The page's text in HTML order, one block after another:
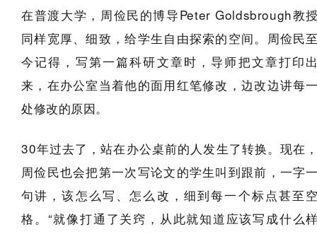
在普渡大学，周俭民的博导Peter Goldsbrough教
同样宽厚、细致，给学生自由探索的空间。周俭民
今记得，写第一篇科研文章时，导师把文章打印
来，在办公室当着他的面用红笔修改，边改边讲每
处修改的原因。
30年过去了，站在办公桌前的人发生了转换。现在
周俭民也会把第一次写论文的学生叫到跟前，一字
句讲，该怎么写、怎么改，细到每一个标点甚至
格。“就像打通了关窍，从此就知道应该写成什么